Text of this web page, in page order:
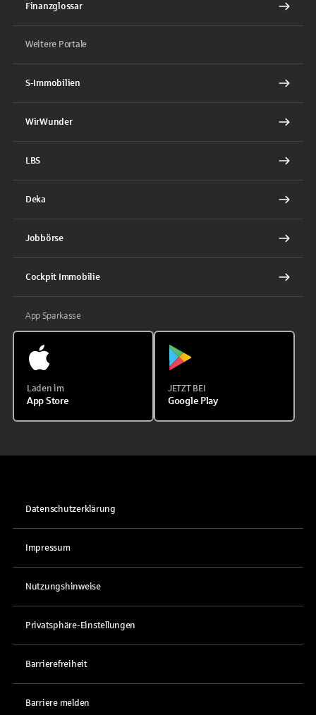
Finanzglossar
Weitere Portale
S-Immobilien
WirWunder
LBS
Deka
Jobbörse
Cockpit Immobilie
App Sparkasse
Laden im
App Store
JETZT BEI
Google Play
Datenschutzerklärung
Impressum
Nutzungshinweise
Privatsphäre-Einstellungen
Barrierefreiheit
Barriere melden